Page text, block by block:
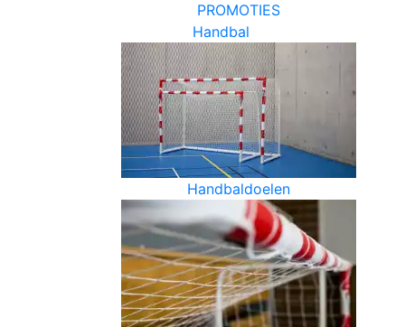
PROMOTIES
Handbal
Handbaldoelen